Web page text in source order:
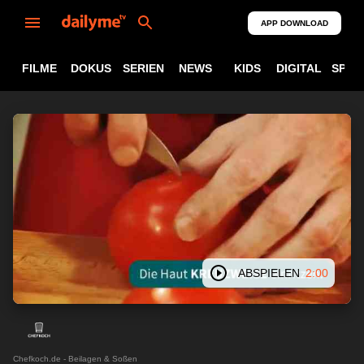
APP DOWNLOAD
FILME DOKUS SERIEN NEWS KIDS DIGITAL
ABSPIELEN 2:00
Chefkoch.de - Beilagen & Soßen